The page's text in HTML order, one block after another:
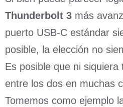
Thunderbolt 3 más
puerto USB-C estándar
posible, la elección no
Es posible que ni siquiera
entre los dos en muchas
Tomemos como ejemplo